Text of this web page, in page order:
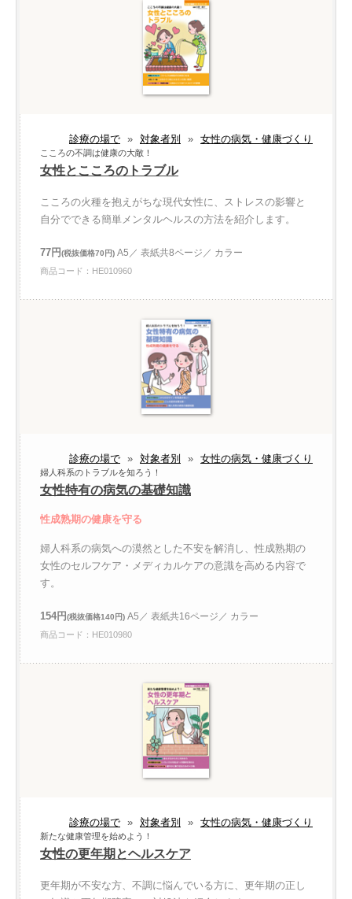
診療の場で » 対象者別 » 女性の病気・健康づくり
こころの不調は健康の大敵！
女性とこころのトラブル
こころの火種を抱えがちな現代女性に、ストレスの影響と
自分でできる簡単メンタルヘルスの方法を紹介します。
77円(税抜価格70円) A5／ 表紙共8ページ／ カラー
商品コード：HE010960
診療の場で » 対象者別 » 女性の病気・健康づくり
婦人科系のトラブルを知ろう！
女性特有の病気の基礎知識
性成熟期の健康を守る
婦人科系の病気への漠然とした不安を解消し、性成熟期の
女性のセルフケア・メディカルケアの意識を高める内容で
す。
154円(税抜価格140円) A5／ 表紙共16ページ／ カラー
商品コード：HE010980
診療の場で » 対象者別 » 女性の病気・健康づくり
新たな健康管理を始めよう！
女性の更年期とヘルスケア
更年期が不安な方、不調に悩んでいる方に、更年期の正し